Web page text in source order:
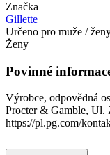
Značka
Gillette
Určeno pro muže /
Ženy
Povinné
Výrobce, odpovědná
Procter & Gamble, Ul.
https://pl.pg.com/